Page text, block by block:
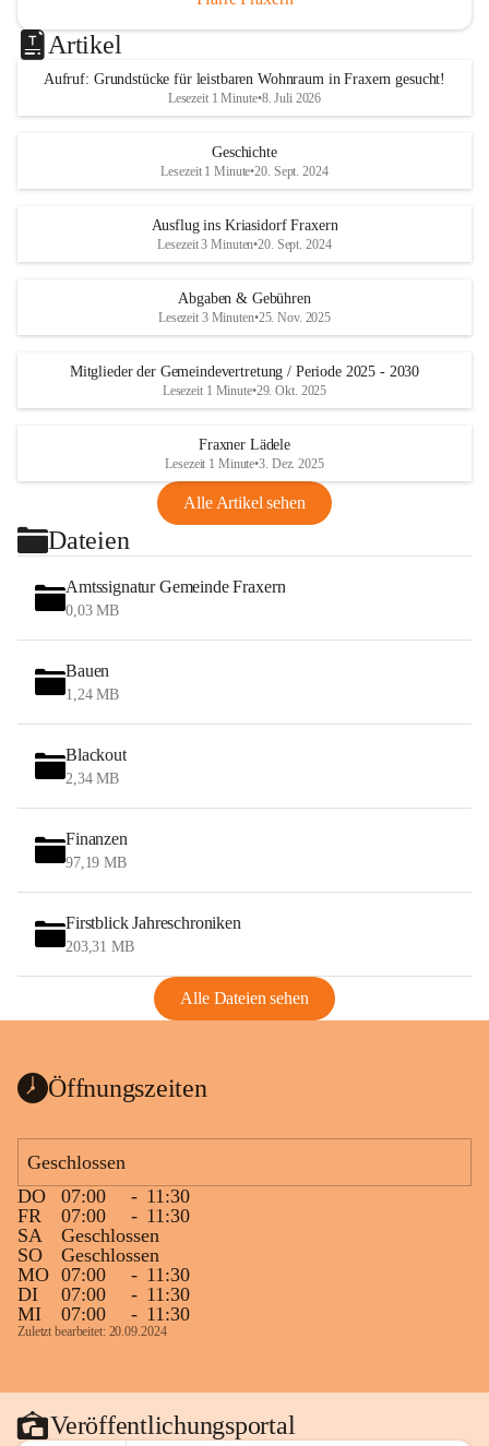
Artikel
Aufruf: Grundstücke für leistbaren Wohnraum in Fraxern gesucht!
Lesezeit 1 Minute•8. Juli 2026
Geschichte
Lesezeit 1 Minute•20. Sept. 2024
Ausflug ins Kriasidorf Fraxern
Lesezeit 3 Minuten•20. Sept. 2024
Abgaben & Gebühren
Lesezeit 3 Minuten•25. Nov. 2025
Mitglieder der Gemeindevertretung / Periode 2025 - 2030
Lesezeit 1 Minute•29. Okt. 2025
Fraxner Lädele
Lesezeit 1 Minute•3. Dez. 2025
Alle Artikel sehen
Dateien
Amtssignatur Gemeinde Fraxern
0,03 MB
Bauen
1,24 MB
Blackout
2,34 MB
Finanzen
97,19 MB
Firstblick Jahreschroniken
203,31 MB
Alle Dateien sehen
Öffnungszeiten
Geschlossen
DO
07:00 - 11:30
FR
07:00 - 11:30
SA
Geschlossen
SO
Geschlossen
MO 07:00 - 11:30
DI
07:00 - 11:30
MI
07:00 - 11:30
Zuletzt bearbeitet: 20.09.2024
Veröffentlichungsportal